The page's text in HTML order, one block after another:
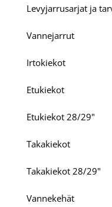
Levyjarrusarjat ja
Vannejarrut
Irtokiekot
Etukiekot
Etukiekot 28/29"
Takakiekot
Takakiekot 28/29"
Vannekehät